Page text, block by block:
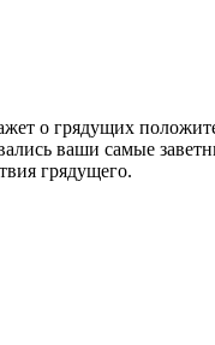
о грядущих
ваши самые
грядущего.